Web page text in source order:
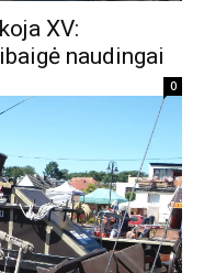
XV:
naudingai
0